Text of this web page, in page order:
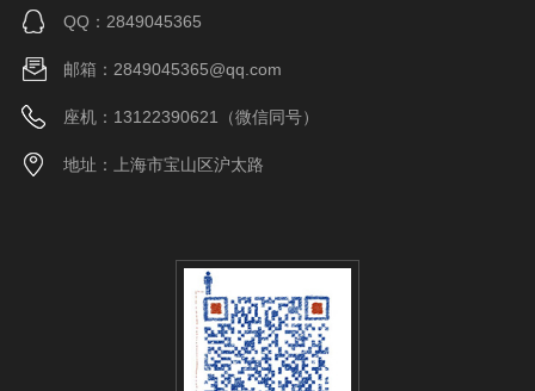
QQ：2849045365
邮箱：2849045365@qq.com
座机：13122390621（微信同号）
地址：上海市宝山区沪太路